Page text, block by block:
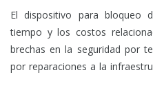
El dispositivo para bloqueo
tiempo y los costos
brechas en la seguridad por
por reparaciones a la